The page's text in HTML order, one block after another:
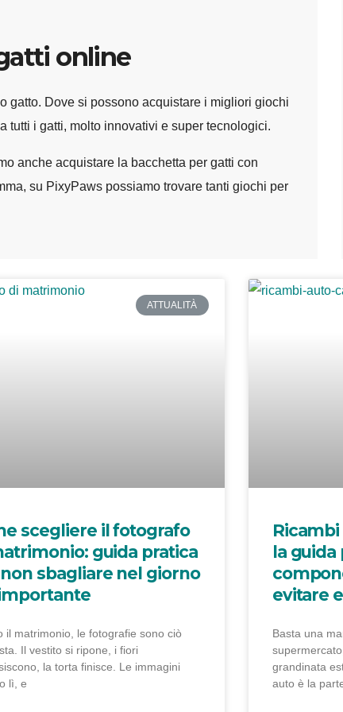
online
gatto. Dove si possono acquistare i migliori giochi
tutti i gatti, molto innovativi e super tecnologici.
anche acquistare la bacchetta per gatti con
su PixyPaws possiamo trovare tanti giochi per
ATTUALITÀ
scegliere il fotografo
guida pratica
sbagliare nel giorno
il matrimonio, le fotografie sono ciò
Il vestito si ripone, i fiori
la torta finisce. Le immagini
lì, e
la guida
evitare
Basta una
grandinata
auto è la